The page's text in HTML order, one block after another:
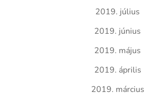
2019. július
2019. június
2019. május
2019. április
2019. március